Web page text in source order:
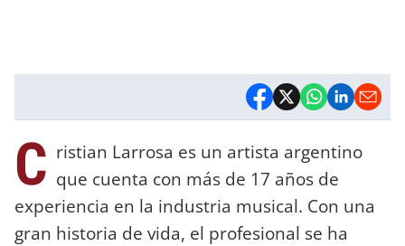
C ristian Larrosa es un artista argentino
que cuenta con más de 17 años de
experiencia en la industria musical. Con una
gran historia de vida, el profesional se ha